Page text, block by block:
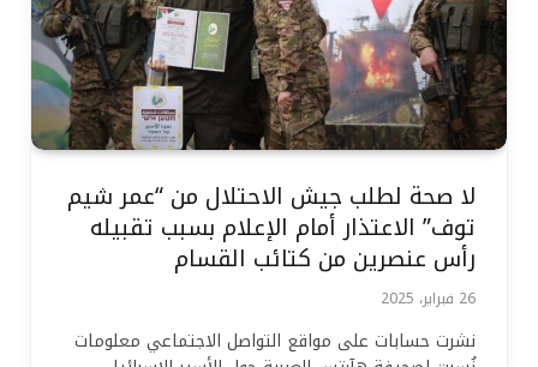
لا صحة لطلب جيش الاحتلال من “عمر شيم
توف” الاعتذار أمام الإعلام بسبب تقبيله
رأس عنصرين من كتائب القسام
26 فبراير، 2025
نشرت حسابات على مواقع التواصل الاجتماعي معلومات